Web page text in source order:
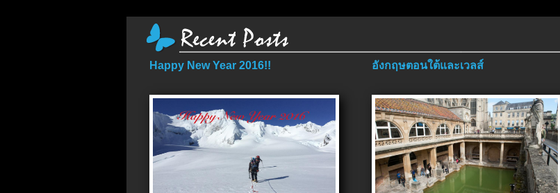
Happy New Year 2016!! อังกฤษตอนใต้และเวลส์